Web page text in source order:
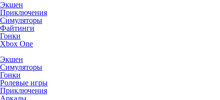
Экшен
Приключения
Симуляторы
Файтинги
Гонки
Xbox One
Экшен
Симуляторы
Гонки
Ролевые игры
Приключения
Аркады